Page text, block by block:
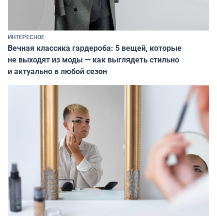
ИНТЕРЕСНОЕ
Вечная классика гардероба: 5 вещей, которые
не выходят из моды — как выглядеть стильно
и актуально в любой сезон